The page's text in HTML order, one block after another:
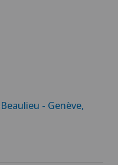
- Genève,